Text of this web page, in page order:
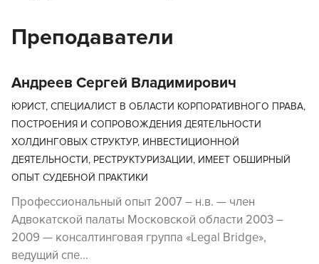
Преподаватели
Андреев Сергей Владимирович
ЮРИСТ, СПЕЦИАЛИСТ В ОБЛАСТИ КОРПОРАТИВНОГО ПРАВА,
ПОСТРОЕНИЯ И СОПРОВОЖДЕНИЯ ДЕЯТЕЛЬНОСТИ
ХОЛДИНГОВЫХ СТРУКТУР, ИНВЕСТИЦИОННОЙ
ДЕЯТЕЛЬНОСТИ, РЕСТРУКТУРИЗАЦИИ, ИМЕЕТ ОБШИРНЫЙ
ОПЫТ СУДЕБНОЙ ПРАКТИКИ
Профессиональный опыт 2007 – н.в. — член
Адвокатской палаты Московской области 2003 –
2009 — консалтинговая группа «Legal Bridge»,
ведущий спе...